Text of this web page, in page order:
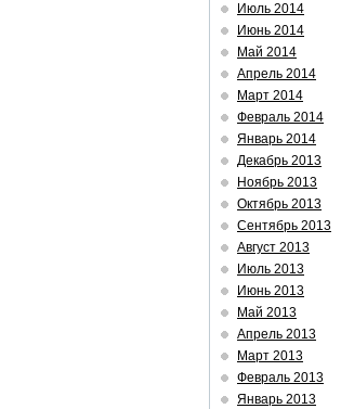
Июль 2014
Июнь 2014
Май 2014
Апрель 2014
Март 2014
Февраль 2014
Январь 2014
Декабрь 2013
Ноябрь 2013
Октябрь 2013
Сентябрь 2013
Август 2013
Июль 2013
Июнь 2013
Май 2013
Апрель 2013
Март 2013
Февраль 2013
Январь 2013